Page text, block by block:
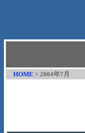
HOME > 2004年7月